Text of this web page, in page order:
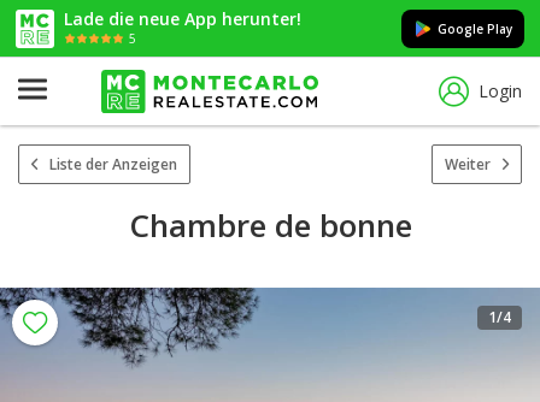
Lade die neue App herunter!
5
Google Play
Login
Liste der Anzeigen Weiter
Chambre de bonne
1/4